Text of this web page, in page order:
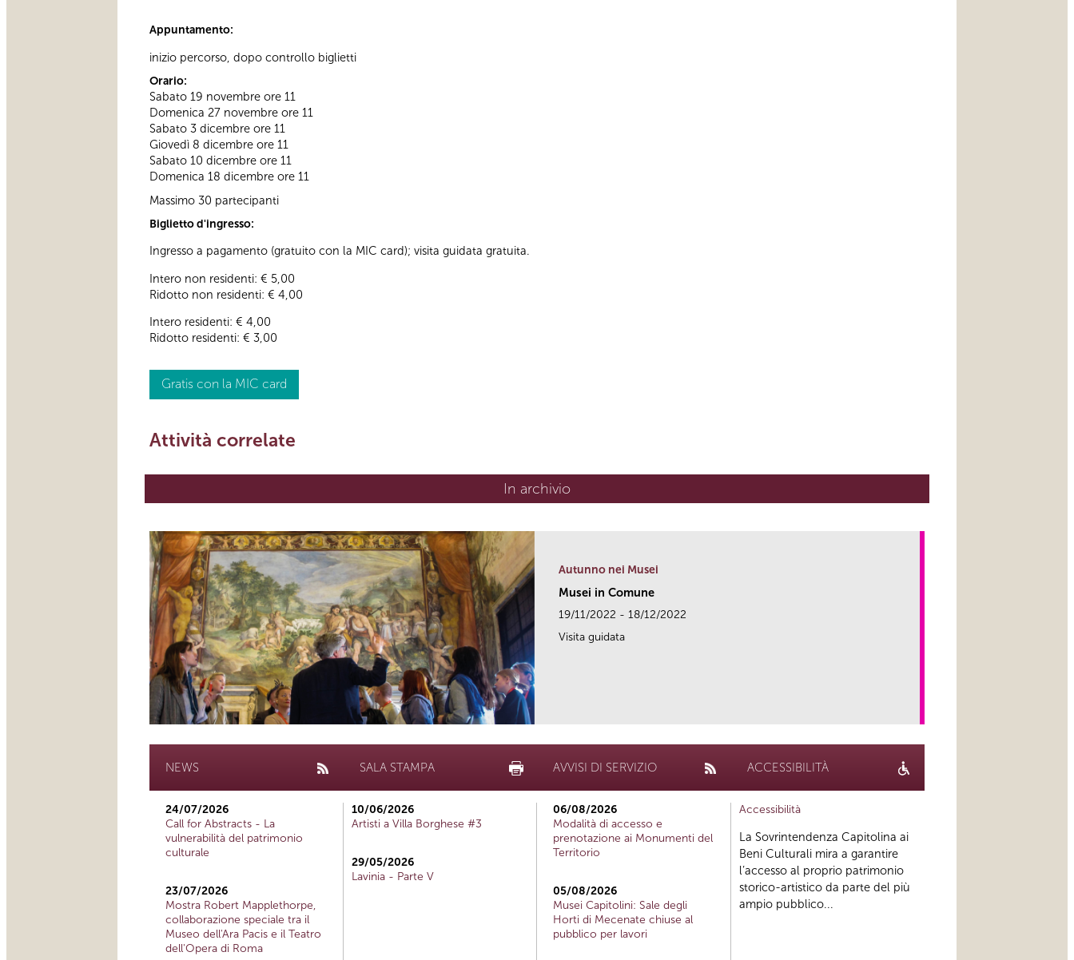
Appuntamento:
inizio percorso, dopo controllo biglietti
Orario:
Sabato 19 novembre ore 11
Domenica 27 novembre ore 11
Sabato 3 dicembre ore 11
Giovedì 8 dicembre ore 11
Sabato 10 dicembre ore 11
Domenica 18 dicembre ore 11
Massimo 30 partecipanti
Biglietto d'ingresso:
Ingresso a pagamento (gratuito con la MIC card); visita guidata gratuita.
Intero non residenti: € 5,00
Ridotto non residenti: € 4,00
Intero residenti: € 4,00
Ridotto residenti: € 3,00
Gratis con la MIC card
Attività correlate
In archivio
Autunno nei Musei
Musei in Comune
19/11/2022 - 18/12/2022
Visita guidata
NEWS
24/07/2026
Call for Abstracts - La
vulnerabilità del patrimonio
culturale
23/07/2026
Mostra Robert Mapplethorpe,
collaborazione speciale tra il
Museo dell'Ara Pacis e il Teatro
dell'Opera di Roma
SALA STAMPA
10/06/2026
Artisti a Villa Borghese #3
29/05/2026
Lavinia - Parte V
AVVISI DI SERVIZIO
06/08/2026
Modalità di accesso e
prenotazione ai Monumenti del
Territorio
05/08/2026
Musei Capitolini: Sale degli
Horti di Mecenate chiuse al
pubblico per lavori
ACCESSIBILITÀ
Accessibilità
La Sovrintendenza Capitolina ai
Beni Culturali mira a garantire
l’accesso al proprio patrimonio
storico-artistico da parte del più
ampio pubblico...